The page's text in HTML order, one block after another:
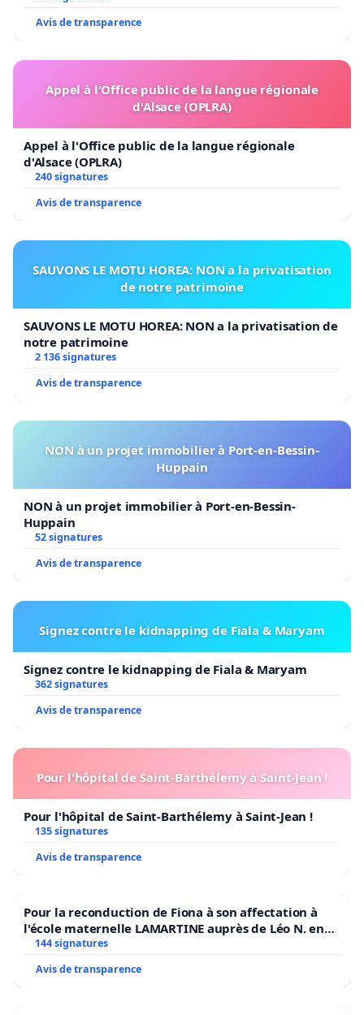
Avis de transparence
Appel à l'Office public de la langue régionale
d'Alsace (OPLRA)
Appel à l'Office public de la langue régionale
d'Alsace (OPLRA)
240 signatures
Avis de transparence
SAUVONS LE MOTU HOREA: NON a la privatisation
de notre patrimoine
SAUVONS LE MOTU HOREA: NON a la privatisation de
notre patrimoine
2 136 signatures
Avis de transparence
NON à un projet immobilier à Port-en-Bessin-
Huppain
NON à un projet immobilier à Port-en-Bessin-
Huppain
52 signatures
Avis de transparence
Signez contre le kidnapping de Fiala & Maryam
Signez contre le kidnapping de Fiala & Maryam
362 signatures
Avis de transparence
Pour l'hôpital de Saint-Barthélemy à Saint-Jean !
Pour l'hôpital de Saint-Barthélemy à Saint-Jean !
135 signatures
Avis de transparence
Pour la reconduction de Fiona à son affectation à
l'école maternelle LAMARTINE auprès de Léo N. en
2026/2027
144 signatures
Avis de transparence